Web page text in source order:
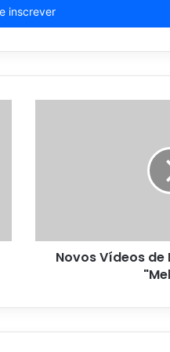
Novos Vídeos de